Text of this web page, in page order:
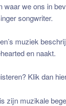
waar we ons in
songwriter.
muziek
en naakt.
Klik dan
zijn muzikale